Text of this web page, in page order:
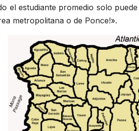
el estudiante promedio solo
metropolitana o de Ponce!».